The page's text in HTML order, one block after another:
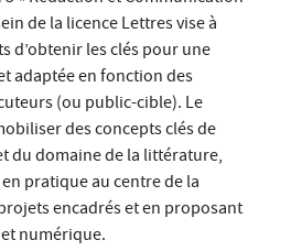
de la licence Lettres vise à
d’obtenir les clés pour une
adaptée en fonction des
(ou public-cible). Le
des concepts clés de
du domaine de la littérature,
pratique au centre de la
encadrés et en proposant
numérique.